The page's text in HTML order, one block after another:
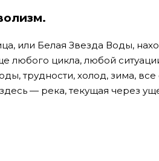
или Белая Звезда Воды,
любого цикла, любой
трудности, холод, зима,
— река, текущая через